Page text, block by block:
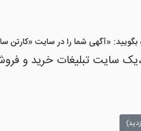
«آگهی شما را در سایت «کارتن سازی ها» دیده
سایت تبلیغات خرید و